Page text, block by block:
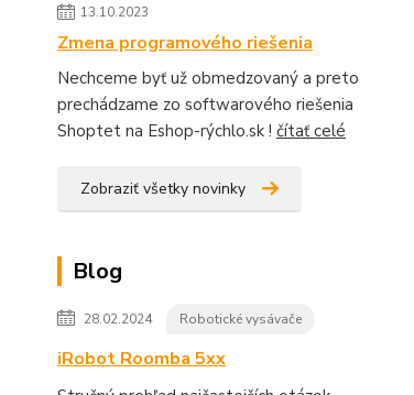
13.10.2023
Zmena programového riešenia
Nechceme byť už obmedzovaný a preto
prechádzame zo softwarového riešenia
Shoptet na Eshop-rýchlo.sk ! čítať celé
Zobraziť všetky novinky
Blog
28.02.2024 Robotické vysávače
iRobot Roomba 5xx